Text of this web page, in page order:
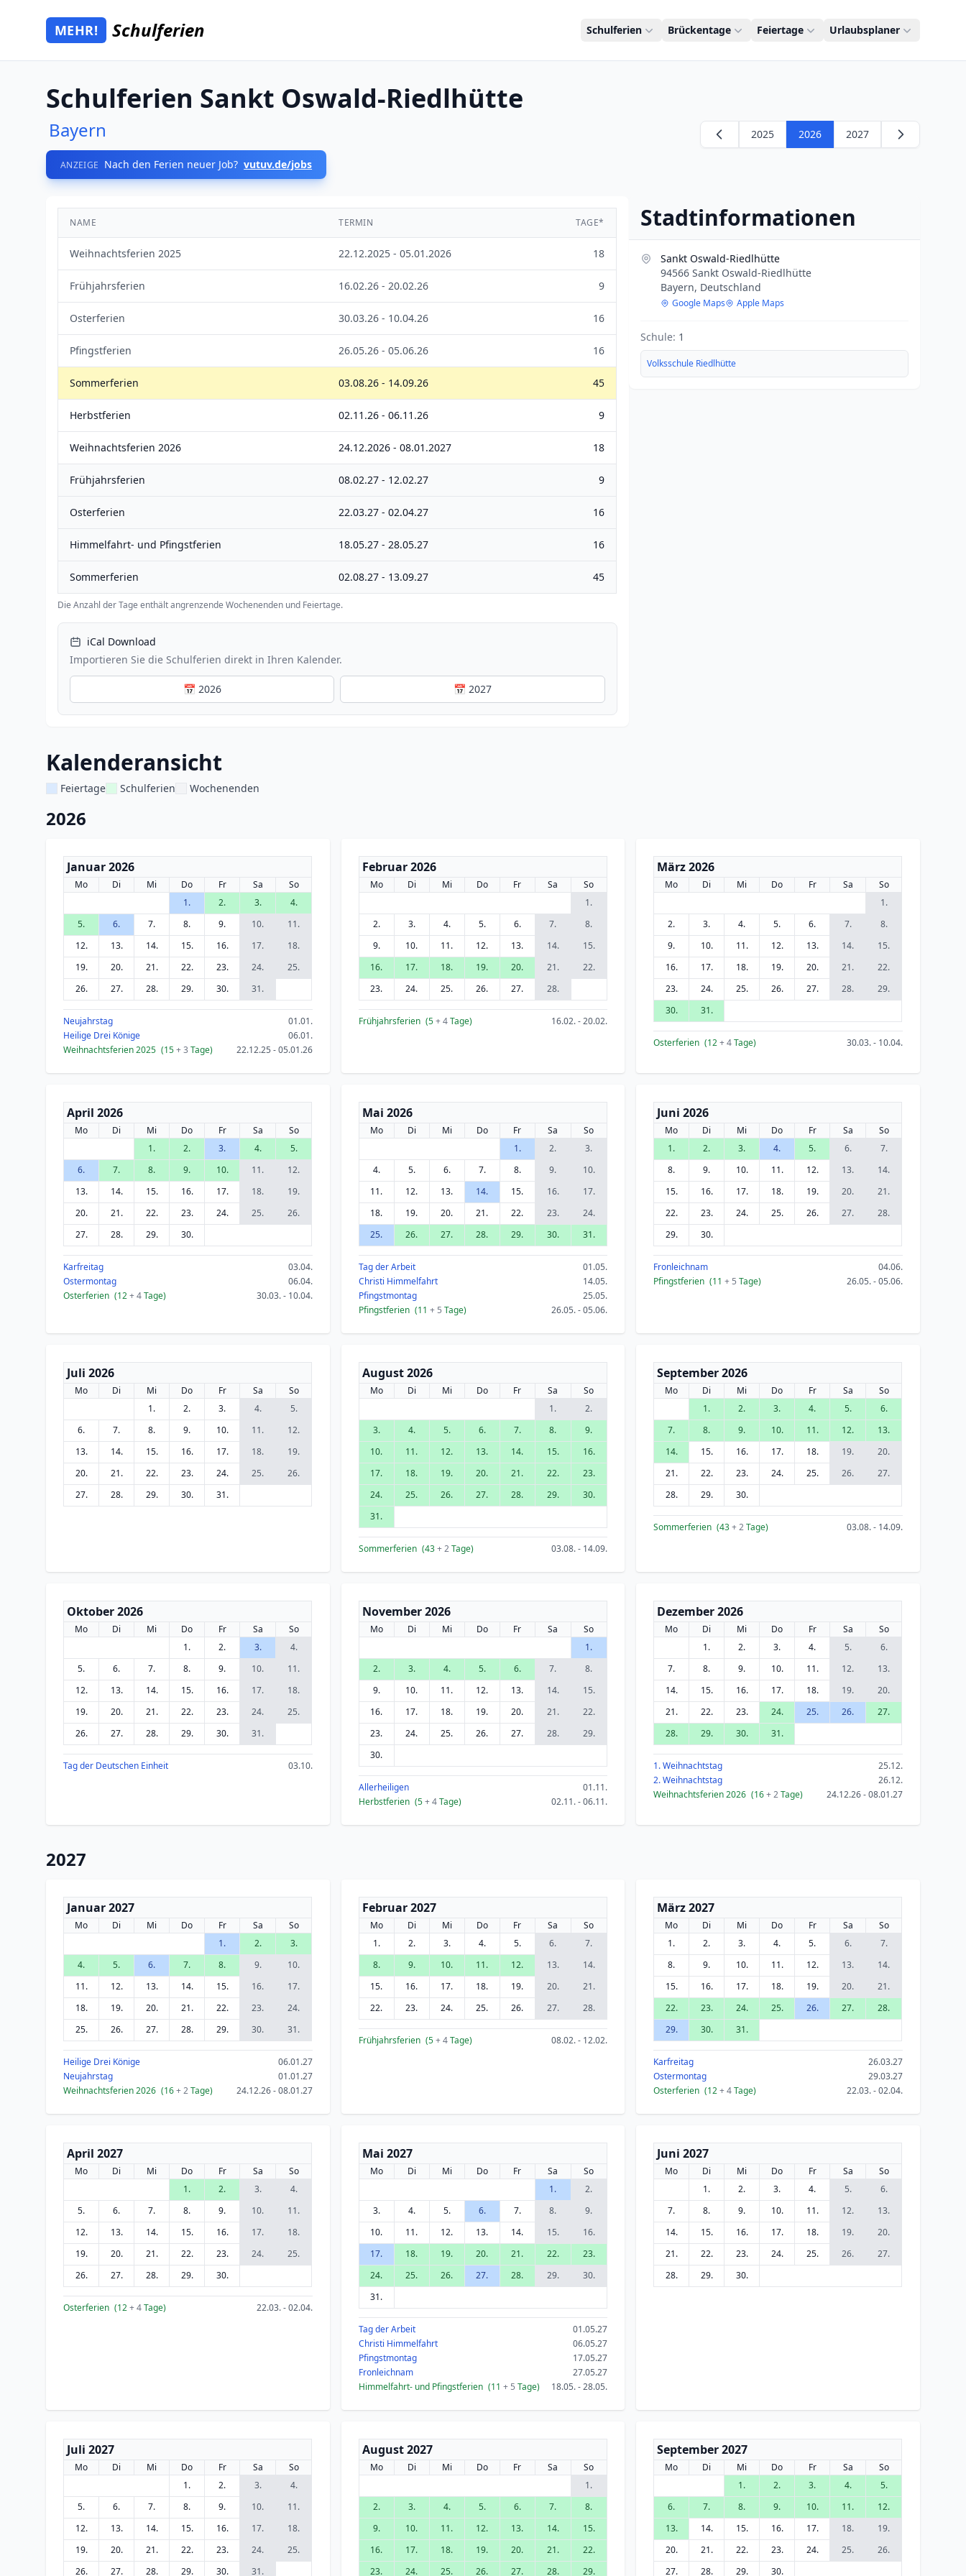
Zum Hauptinhalt springen
Mehr Schulferien
MEHR! Schulferien Schulferien Brückentage Feiertage Urlaubsplaner
Schulferien Sankt Oswald-Riedlhütte
Bayern
ANZEIGE Nach den Ferien neuer Job? vutuv.de/jobs
2025 2026 2027
NAME TERMIN TAGE*
Weihnachtsferien 2025 22.12.2025 - 05.01.2026 18
Frühjahrsferien 16.02.26 - 20.02.26 9
Osterferien 30.03.26 - 10.04.26 16
Pfingstferien 26.05.26 - 05.06.26 16
Sommerferien 03.08.26 - 14.09.26 45
Herbstferien 02.11.26 - 06.11.26 9
Weihnachtsferien 2026 24.12.2026 - 08.01.2027 18
Frühjahrsferien 08.02.27 - 12.02.27 9
Osterferien 22.03.27 - 02.04.27 16
Himmelfahrt- und Pfingstferien 18.05.27 - 28.05.27 16
Sommerferien 02.08.27 - 13.09.27 45
Die Anzahl der Tage enthält angrenzende Wochenenden und Feiertage.
iCal Download
Importieren Sie die Schulferien direkt in Ihren Kalender.
📅 2026 📅 2027
Stadtinformationen
Sankt Oswald-Riedlhütte
94566 Sankt Oswald-Riedlhütte
Bayern, Deutschland
Google Maps Apple Maps
Schule: 1
Volksschule Riedlhütte
Kalenderansicht
Feiertage Schulferien Wochenenden
2026
Januar 2026
Mo Di Mi Do Fr Sa
So
1.
2. 3.
4.
5.
6. 7. 8. 9. 10.
11.
12.
13. 14. 15. 16. 17.
18.
19.
20. 21. 22. 23. 24.
25.
26.
27. 28. 29. 30. 31.
Neujahrstag
01.01.
Heilige Drei Könige
06.01.
Weihnachtsferien 2025 (15+ 3 Tage) 22.12.25 - 05.01.26
Februar 2026
Mo Di Mi Do Fr Sa
So
1.
2.
3. 4. 5. 6. 7.
8.
9.
10. 11. 12. 13. 14.
15.
16.
17. 18. 19. 20. 21.
22.
23.
24. 25. 26. 27. 28.
Frühjahrsferien (5+ 4Tage) 16.02. - 20.02.
März 2026
Mo Di Mi Do Fr Sa
So
1.
2.
3. 4. 5. 6. 7.
8.
9.
10. 11. 12. 13. 14.
15.
16.
17. 18. 19. 20. 21.
22.
23.
24. 25. 26. 27. 28.
29.
30.
31.
Osterferien (12+ 4Tage) 30.03. - 10.04.
April 2026
Mo Di Mi Do Fr Sa
So
1.
2. 3. 4.
5.
6.
7. 8. 9. 10. 11.
12.
13.
14. 15. 16. 17. 18.
19.
20.
21. 22. 23. 24. 25.
26.
27.
28. 29. 30.
Karfreitag
03.04.
Ostermontag
06.04.
Osterferien (12+ 4Tage) 30.03. - 10.04.
Mai 2026
Mo Di Mi Do Fr Sa
So
1.
2.
3.
4.
5. 6. 7. 8. 9.
10.
11.
12. 13. 14. 15. 16.
17.
18.
19. 20. 21. 22. 23.
24.
25.
26. 27. 28. 29. 30. 31.
Tag der Arbeit
01.05.
Christi Himmelfahrt
14.05.
Pfingstmontag
25.05.
Pfingstferien (11 + 5 Tage) 26.05. - 05.06.
Juni 2026
Mo Di Mi Do Fr Sa
So
1.
2. 3. 4. 5. 6.
7.
8.
9. 10. 11. 12. 13.
14.
15.
16. 17. 18. 19. 20.
21.
22.
23. 24. 25. 26. 27.
28.
29.
30.
Fronleichnam
04.06.
Pfingstferien (11+ 5 Tage) 26.05. - 05.06.
Juli 2026
Mo Di Mi Do Fr Sa
So
1.
2. 3. 4.
5.
6.
7. 8. 9. 10. 11.
12.
13.
14. 15. 16. 17. 18.
19.
20.
21. 22. 23. 24. 25.
26.
27.
28. 29. 30. 31.
August 2026
Mo Di Mi Do Fr Sa
So
1.
2.
3.
4. 5. 6. 7. 8.
9.
10.
11. 12. 13. 14. 15.
16.
17.
18. 19. 20. 21. 22.
23.
24.
25. 26. 27. 28. 29.
30.
31.
Sommerferien (43+ 2Tage) 03.08. - 14.09.
September 2026
Mo Di Mi Do Fr Sa
So
1.
2. 3. 4. 5.
6.
7.
8. 9. 10. 11. 12.
13.
14.
15. 16. 17. 18. 19.
20.
21.
22. 23. 24. 25. 26.
27.
28.
29. 30.
Sommerferien (43+ 2Tage) 03.08. - 14.09.
Oktober 2026
Mo Di Mi Do Fr Sa
So
1.
2. 3.
4.
5.
6. 7. 8. 9. 10.
11.
12.
13. 14. 15. 16. 17.
18.
19.
20. 21. 22. 23. 24.
25.
26.
27. 28. 29. 30. 31.
Tag der Deutschen Einheit 03.10.
November 2026
Mo Di Mi Do Fr Sa
So
1.
2.
3. 4. 5. 6. 7.
8.
9.
10. 11. 12. 13. 14.
15.
16.
17. 18. 19. 20. 21.
22.
23.
24. 25. 26. 27. 28.
29.
30.
Allerheiligen
01.11.
Herbstferien (5+ 4Tage) 02.11. - 06.11.
Dezember 2026
Mo Di Mi Do Fr Sa
So
1.
2. 3. 4. 5.
6.
7.
8. 9. 10. 11. 12.
13.
14.
15. 16. 17. 18. 19.
20.
21.
22. 23. 24. 25. 26.
27.
28.
29. 30. 31.
1. Weihnachtstag
25.12.
2. Weihnachtstag
26.12.
Weihnachtsferien 2026 (16+ 2Tage) 24.12.26 - 08.01.27
2027
Januar 2027
Mo Di Mi Do Fr Sa
So
1.
2.
3.
4.
5. 6. 7. 8. 9.
10.
11.
12. 13. 14. 15. 16.
17.
18.
19. 20. 21. 22. 23.
24.
25.
26. 27. 28. 29. 30. 31.
Heilige Drei Könige
06.01.27
Neujahrstag
01.01.27
Weihnachtsferien 2026 (16+ 2Tage) 24.12.26 - 08.01.27
Februar 2027
Mo Di Mi Do Fr Sa
So
1.
2. 3. 4. 5. 6.
7.
8.
9. 10. 11. 12. 13.
14.
15.
16. 17. 18. 19. 20.
21.
22.
23. 24. 25. 26. 27. 28.
Frühjahrsferien (5+ 4Tage) 08.02. - 12.02.
März 2027
Mo Di Mi Do Fr Sa
So
1.
2. 3. 4. 5. 6.
7.
8.
9. 10. 11. 12. 13.
14.
15.
16. 17. 18. 19. 20.
21.
22.
23. 24. 25. 26. 27.
28.
29.
30. 31.
Karfreitag
26.03.27
Ostermontag
29.03.27
Osterferien (12+ 4Tage) 22.03. - 02.04.
April 2027
Mo Di Mi Do Fr Sa
So
1.
2. 3.
4.
5.
6. 7. 8. 9. 10.
11.
12.
13. 14. 15. 16. 17.
18.
19.
20. 21. 22. 23. 24.
25.
26.
27. 28. 29. 30.
Osterferien (12+ 4Tage) 22.03. - 02.04.
Mai 2027
Mo Di Mi Do Fr Sa
So
1.
2.
3.
4. 5. 6. 7. 8.
9.
10.
11. 12. 13. 14. 15.
16.
17.
18. 19. 20. 21. 22.
23.
24.
25. 26. 27. 28. 29.
30.
31.
Tag der Arbeit
01.05.27
Christi Himmelfahrt
06.05.27
Pfingstmontag
17.05.27
Fronleichnam
27.05.27
Himmelfahrt- und Pfingstferien (11 + 5 Tage) 18.05. - 28.05.
Juni 2027
Mo Di Mi Do Fr Sa
So
1.
2. 3. 4. 5.
6.
7.
8. 9. 10. 11. 12.
13.
14.
15. 16. 17. 18. 19.
20.
21.
22. 23. 24. 25. 26.
27.
28.
29. 30.
Juli 2027
Mo Di Mi Do Fr Sa
So
1.
2. 3.
4.
5.
6. 7. 8. 9. 10.
11.
12.
13. 14. 15. 16. 17.
18.
19.
20. 21. 22. 23. 24.
25.
26.
27. 28. 29. 30. 31.
August 2027
Mo Di Mi Do Fr Sa
So
1.
2.
3. 4. 5. 6. 7.
8.
9.
10. 11. 12. 13. 14.
15.
16.
17. 18. 19. 20. 21.
22.
23.
24. 25. 26. 27. 28. 29.
September 2027
Mo Di Mi Do Fr Sa
So
1.
2. 3. 4.
5.
6.
7. 8. 9. 10. 11.
12.
13.
14. 15. 16. 17. 18.
19.
20.
21. 22. 23. 24. 25.
26.
27.
28. 29. 30.